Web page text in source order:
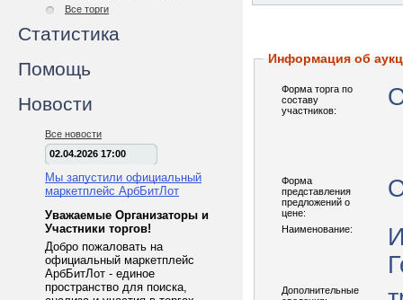
Все торги
Статистика
Помощь
Новости
Все новости
02.04.2026 17:00
Мы запустили официальный
маркетплейс АрбБитЛот
Уважаемые Организаторы и
Участники торгов!
Добро пожаловать на
официальный маркетплейс
АрбБитЛот - единое
пространство для поиска,
Информация об
Форма торга по
составу
участников:
Форма
представления
предложений о
цене:
Наименование:
Дополнительные